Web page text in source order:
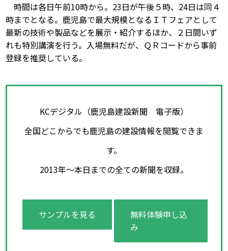
時間は各日午前10時から。23日が午後５時、24日は同４
時までとなる。鹿児島で最大規模となるＩＴフェアとして
最新の技術や製品などを展示・紹介するほか、２日間いず
れも特別講演を行う。入場無料だが、ＱＲコードから事前
登録を推奨している。
KCデジタル（鹿児島建設新聞 電子版）
全国どこからでも鹿児島の建設情報を閲覧できま
す。
2013年～本日までの全ての新聞を収録。
サンプルを見る
無料体験申し込
み